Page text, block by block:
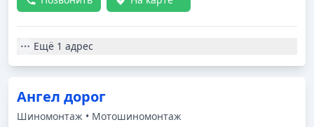
помогли! Рекомендую! Отношение очень
здесь три места для проведения работ. Можно
сделать запись на конкретное время! Очень удобно!
ещё, после замены шин - ни одной проблемы с
колёсами, полёт нормальный!) Координаты заезда
53.865688,27.524569. Всем хорошего дня!
Ещё 1 адрес
Ангел дорог
Шиномонтаж • Мотошиномонтаж